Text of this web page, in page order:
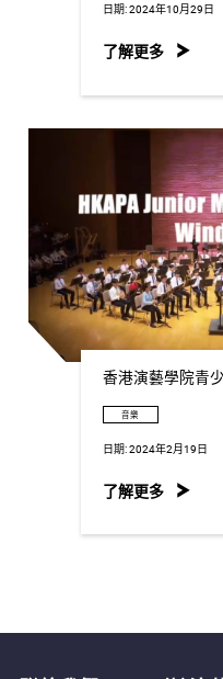
日期:2024年10月29日
了解更多
香港演藝學院青
音樂
日期:2024年2月19日
了解更多